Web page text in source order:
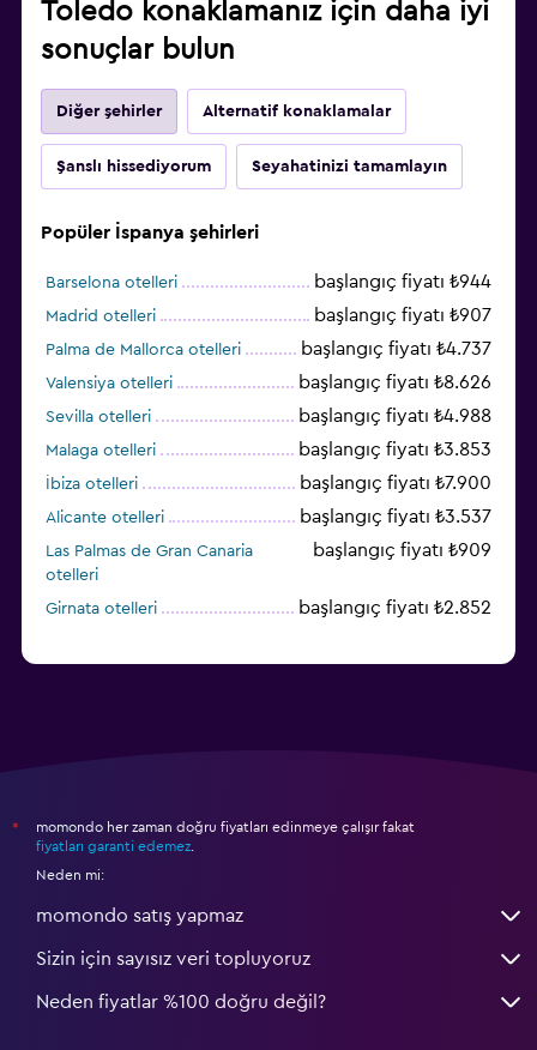
Toledo konaklamanız için daha iyi
sonuçlar bulun
Diğer şehirler Alternatif konaklamalar
Şanslı hissediyorum Seyahatinizi tamamlayın
Popüler İspanya şehirleri
Barselona otelleri başlangıç fiyatı ₺944
Madrid otelleri başlangıç fiyatı ₺907
Palma de Mallorca otelleri başlangıç fiyatı ₺4.737
Valensiya otelleri başlangıç fiyatı ₺8.626
Sevilla otelleri başlangıç fiyatı ₺4.988
Malaga otelleri başlangıç fiyatı ₺3.853
İbiza otelleri başlangıç fiyatı ₺7.900
Alicante otelleri başlangıç fiyatı ₺3.537
Las Palmas de Gran Canaria
otelleri
başlangıç fiyatı ₺909
Girnata otelleri başlangıç fiyatı ₺2.852
*
momondo her zaman doğru fiyatları edinmeye çalışır fakat
fiyatları garanti edemez
Neden mi:
momondo satış yapmaz
Sizin için sayısız veri topluyoruz
Neden fiyatlar %100 doğru değil?